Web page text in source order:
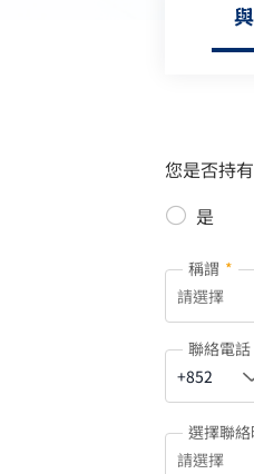
您是否持
是
稱謂 *
聯絡電話
選擇聯